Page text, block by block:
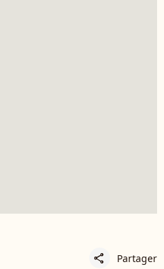
share Partager